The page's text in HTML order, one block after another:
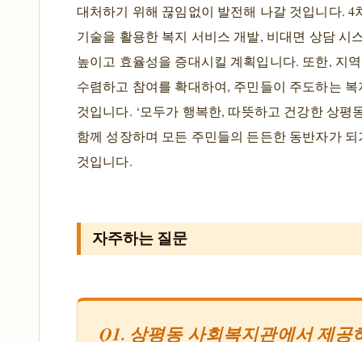
대처하기 위해 끊임없이 발전해 나갈 것입니다.
기술을 활용한 복지 서비스 개발, 비대면 상담 시
높이고 효율성을 증대시킬 계획입니다. 또한, 지
수렴하고 참여를 확대하여, 주민들이 주도하는
것입니다. ‘모두가 행복한, 따뜻하고 건강한 상평
함께 성장하며 모든 주민들의 든든한 동반자가
것입니다.
자주하는 질문
Q1. 상평동 사회복지관에서 제공